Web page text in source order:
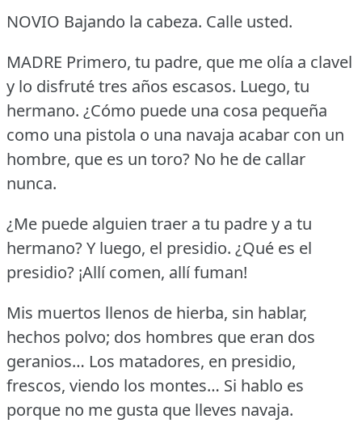
NOVIO Bajando la cabeza. Calle usted.
MADRE Primero, tu padre, que me olía a clavel
y lo disfruté tres años escasos. Luego, tu
hermano. ¿Cómo puede una cosa pequeña
como una pistola o una navaja acabar con un
hombre, que es un toro? No he de callar
nunca.
¿Me puede alguien traer a tu padre y a tu
hermano?Y luego, el presidio. ¿Qué es el
presidio? ¡Allí comen, allí fuman!
Mis muertos llenos de hierba, sin hablar,
hechos polvo; dos hombres que eran dos
geranios… Los matadores, en presidio,
frescos, viendo los montes… Si hablo es
porque no me gusta que lleves navaja.